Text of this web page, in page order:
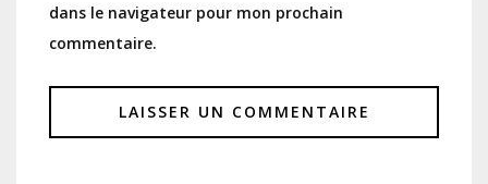
dans le navigateur pour mon prochain
commentaire.